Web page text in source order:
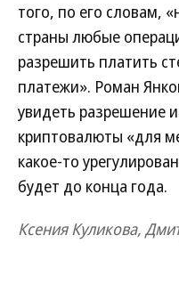
того, по его словам,
страны любые
разрешить платить
платежи». Роман
увидеть разрешение
криптовалюты «для
какое-то
будет до конца года.
Ксения Куликова,